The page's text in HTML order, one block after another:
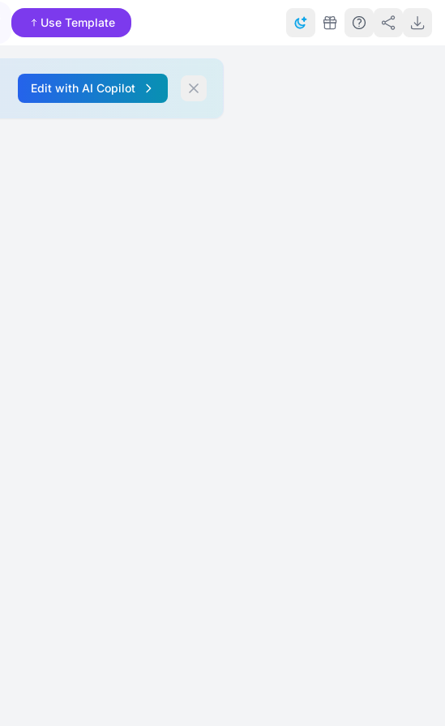
Use Template
Edit with AI Copilot